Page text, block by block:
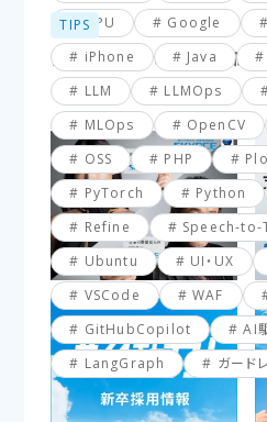
GPU
Google
iPhone
Java
LLM
LLMOps
MLOps
OpenCV
OSS
PHP
PyTorch
Python
Refine
Speech-to-
Ubuntu
UI・UX
VSCode
WAF
GitHubCopilot
AI
LangGraph
ガード
TIPS
【VBA】最終行と最終列を簡